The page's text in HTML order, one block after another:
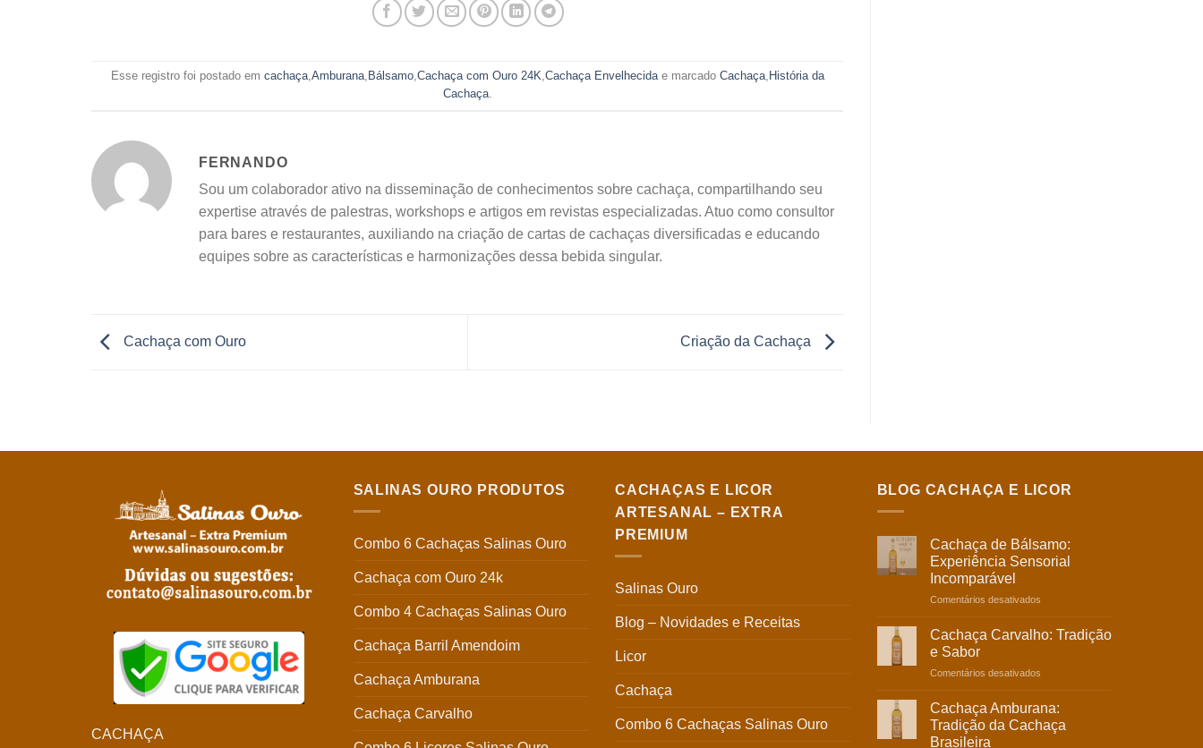
Esse registro foi postado em cachaça, Amburana, Bálsamo, Cachaça com Ouro 24K Cachaça Envelhecidae marcado Cachaça, História da
Cachaça.
FERNANDO
Sou um colaborador ativo na disseminação de conhecimentos sobre cachaça, compartilhando seu
expertise através de palestras, workshops e artigos em revistas especializadas. Atuo como consultor
para bares e restaurantes, auxiliando na criação de cartas de cachaças diversificadas e educando
equipes sobre as características e harmonizações dessa bebida singular.
Cachaça com Ouro Criação da Cachaça
CACHAÇA
SALINAS OURO PRODUTOS
Combo 6 Cachaças Salinas Ouro
Cachaça com Ouro 24k
Combo 4 Cachaças Salinas Ouro
Cachaça Barril Amendoim
Cachaça Amburana
Cachaça Carvalho
CACHAÇAS E LICOR
ARTESANAL – EXTRA
PREMIUM
Salinas Ouro
Blog – Novidades e Receitas
Licor
Cachaça
Combo 6 Cachaças Salinas Ouro
BLOG CACHAÇA E LICOR
Cachaça de Bálsamo:
Experiência Sensorial
Incomparável
Comentários desativados
Cachaça Carvalho: Tradição
e Sabor
Comentários desativados
Cachaça Amburana:
Tradição da Cachaça
Brasileira